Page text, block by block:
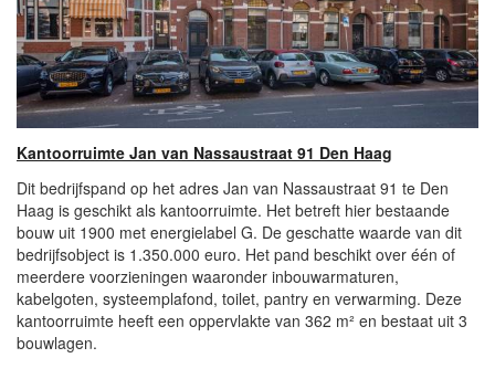
Kantoorruimte Jan van Nassaustraat 91 Den Haag
Dit bedrijfspand op het adres Jan van Nassaustraat 91 te Den
Haag is geschikt als kantoorruimte. Het betreft hier bestaande
bouw uit 1900 met energielabel G. De geschatte waarde van dit
bedrijfsobject is 1.350.000 euro. Het pand beschikt over één of
meerdere voorzieningen waaronder inbouwarmaturen,
kabelgoten, systeemplafond, toilet, pantry en verwarming. Deze
kantoorruimte heeft een oppervlakte van 362 m² en bestaat uit 3
bouwlagen.